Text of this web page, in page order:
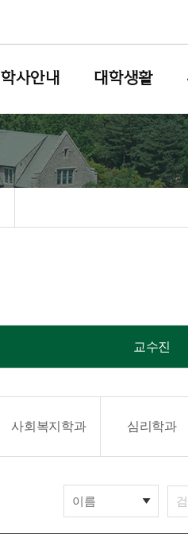
학사안내 대학생활
교수진
사회복지학과 심리학과
이름